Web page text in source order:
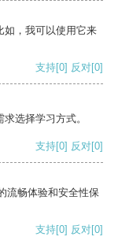
如，我可以使用它来
支持[0] 反对[0]
选择学习方式。
支持[0] 反对[0]
流畅体验和安全性保
支持[0] 反对[0]